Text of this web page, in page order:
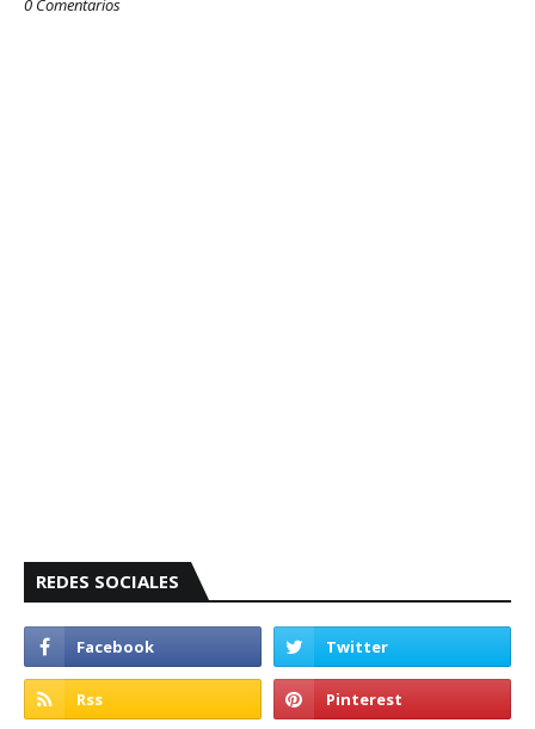
0 Comentarios
REDES SOCIALES